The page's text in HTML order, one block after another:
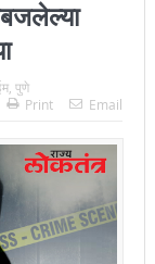
, पुणे
Print
Email